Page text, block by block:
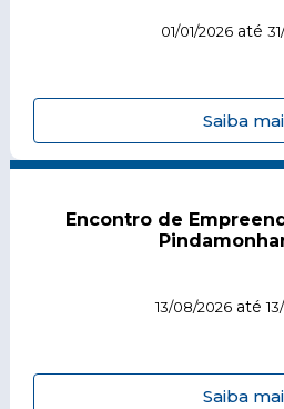
01/01/2026 até
Saiba
Encontro de
13/08/2026até
Saiba